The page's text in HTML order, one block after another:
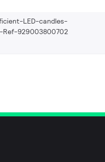
LED-candles-
Ref-929003800702